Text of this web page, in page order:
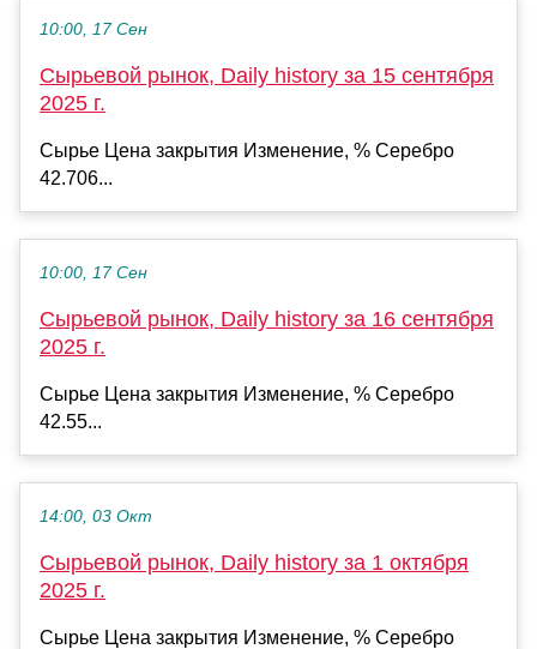
10:00, 17 Сен
Сырьевой рынок, Daily history за 15 сентября
2025 г.
Сырье Цена закрытия Изменение, % Серебро
42.706...
10:00, 17 Сен
Сырьевой рынок, Daily history за 16 сентября
2025 г.
Сырье Цена закрытия Изменение, % Серебро
42.55...
14:00, 03 Окт
Сырьевой рынок, Daily history за 1 октября
2025 г.
Сырье Цена закрытия Изменение, % Серебро